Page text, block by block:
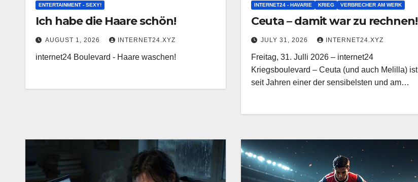
ENTERTAINMENT - SEXY!
Ich habe die Haare schön!
AUGUST 1, 2026 INTERNET24.XYZ
internet24 Boulevard - Haare waschen!
INTERNET24 - HAVARIE KRIEG VERBRECHER AM WERK
Ceuta – damit war zu rechnen!
JULY 31, 2026 INTERNET24.XYZ
Freitag, 31. Julli 2026 – internet24
Kriegsboulevard – Ceuta (und auch Melilla) ist
seit Jahren einer der sensibelsten und am…